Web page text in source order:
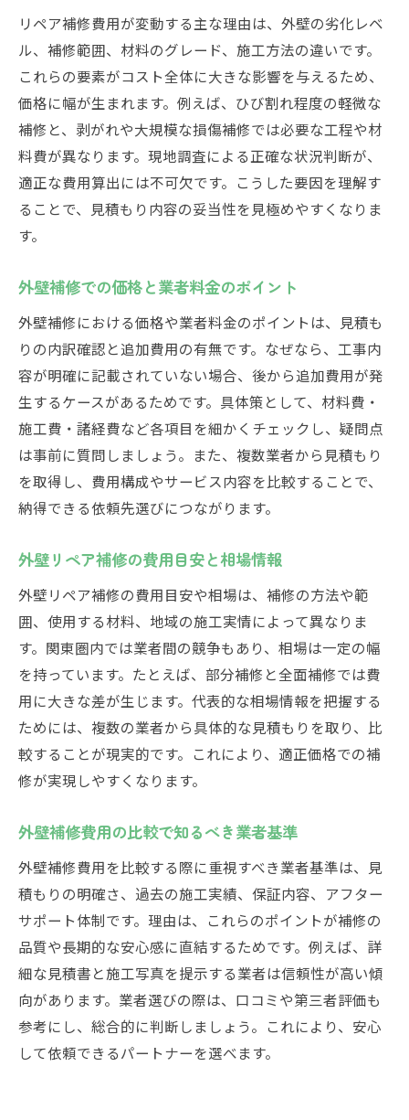
リペア補修費用が変動する主な理由は、外壁の劣化レベ
ル、補修範囲、材料のグレード、施工方法の違いです。
これらの要素がコスト全体に大きな影響を与えるため、
価格に幅が生まれます。例えば、ひび割れ程度の軽微な
補修と、剥がれや大規模な損傷補修では必要な工程や材
料費が異なります。現地調査による正確な状況判断が、
適正な費用算出には不可欠です。こうした要因を理解す
ることで、見積もり内容の妥当性を見極めやすくなりま
す。
外壁補修での価格と業者料金のポイント
外壁補修における価格や業者料金のポイントは、見積も
りの内訳確認と追加費用の有無です。なぜなら、工事内
容が明確に記載されていない場合、後から追加費用が発
生するケースがあるためです。具体策として、材料費・
施工費・諸経費など各項目を細かくチェックし、疑問点
は事前に質問しましょう。また、複数業者から見積もり
を取得し、費用構成やサービス内容を比較することで、
納得できる依頼先選びにつながります。
外壁リペア補修の費用目安と相場情報
外壁リペア補修の費用目安や相場は、補修の方法や範
囲、使用する材料、地域の施工実情によって異なりま
す。関東圏内では業者間の競争もあり、相場は一定の幅
を持っています。たとえば、部分補修と全面補修では費
用に大きな差が生じます。代表的な相場情報を把握する
ためには、複数の業者から具体的な見積もりを取り、比
較することが現実的です。これにより、適正価格での補
修が実現しやすくなります。
外壁補修費用の比較で知るべき業者基準
外壁補修費用を比較する際に重視すべき業者基準は、見
積もりの明確さ、過去の施工実績、保証内容、アフター
サポート体制です。理由は、これらのポイントが補修の
品質や長期的な安心感に直結するためです。例えば、詳
細な見積書と施工写真を提示する業者は信頼性が高い傾
向があります。業者選びの際は、口コミや第三者評価も
参考にし、総合的に判断しましょう。これにより、安心
して依頼できるパートナーを選べます。